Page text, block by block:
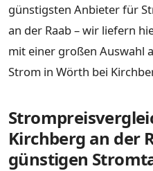
günstigsten Anbieter für
an der Raab – wir liefern
mit einer großen Auswahl
Strom in Wörth bei
Kirchberg an der
günstigen